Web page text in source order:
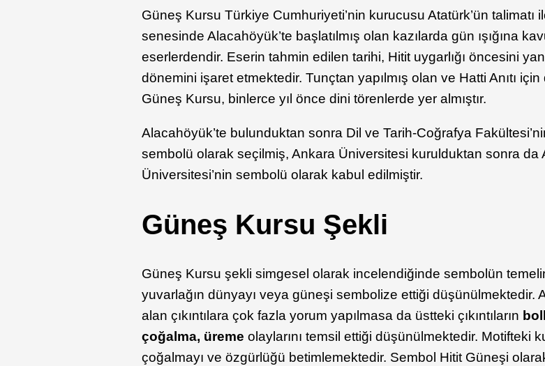
Güneş Kursu Türkiye Cumhuriyeti’nin kurucusu Atatürk’ün talimatı
senesinde Alacahöyük’te başlatılmış olan kazılarda gün ışığına
eserlerdendir. Eserin tahmin edilen tarihi, Hitit uygarlığı öncesini
dönemini işaret etmektedir. Tunçtan yapılmış olan ve Hatti Anıtı
Güneş Kursu, binlerce yıl önce dini törenlerde yer almıştır.
Alacahöyük’te bulunduktan sonra Dil ve Tarih-Coğrafya
sembolü olarak seçilmiş, Ankara Üniversitesi kurulduktan sonra da
Üniversitesi’nin sembolü olarak kabul edilmiştir.
Güneş Kursu Şekli
Güneş Kursu şekli simgesel olarak incelendiğinde sembolün
yuvarlağın dünyayı veya güneşi sembolize ettiği düşünülmektedir.
alan çıkıntılara çok fazla yorum yapılmasa da üstteki çıkıntıların
çoğalma, üreme olaylarını temsil ettiği düşünülmektedir. Motifteki
çoğalmayı ve özgürlüğü betimlemektedir. Sembol Hitit Güneşi